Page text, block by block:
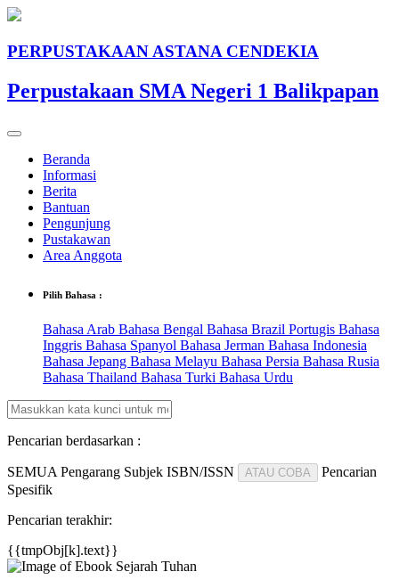
PERPUSTAKAAN ASTANA CENDEKIA
Perpustakaan SMA Negeri 1 Balikpapan
Beranda
Informasi
Berita
Bantuan
Pengunjung
Pustakawan
Area Anggota
Pilih Bahasa :
Bahasa Arab Bahasa Bengal Bahasa Brazil Portugis Bahasa
Inggris Bahasa Spanyol Bahasa Jerman Bahasa Indonesia
Bahasa Jepang Bahasa Melayu Bahasa Persia Bahasa Rusia
Bahasa Thailand Bahasa Turki Bahasa Urdu
Pencarian berdasarkan :
SEMUA Pengarang Subjek ISBN/ISSN ATAU COBA
Pencarian
Spesifik
Pencarian terakhir:
{{tmpObj[k].text}}